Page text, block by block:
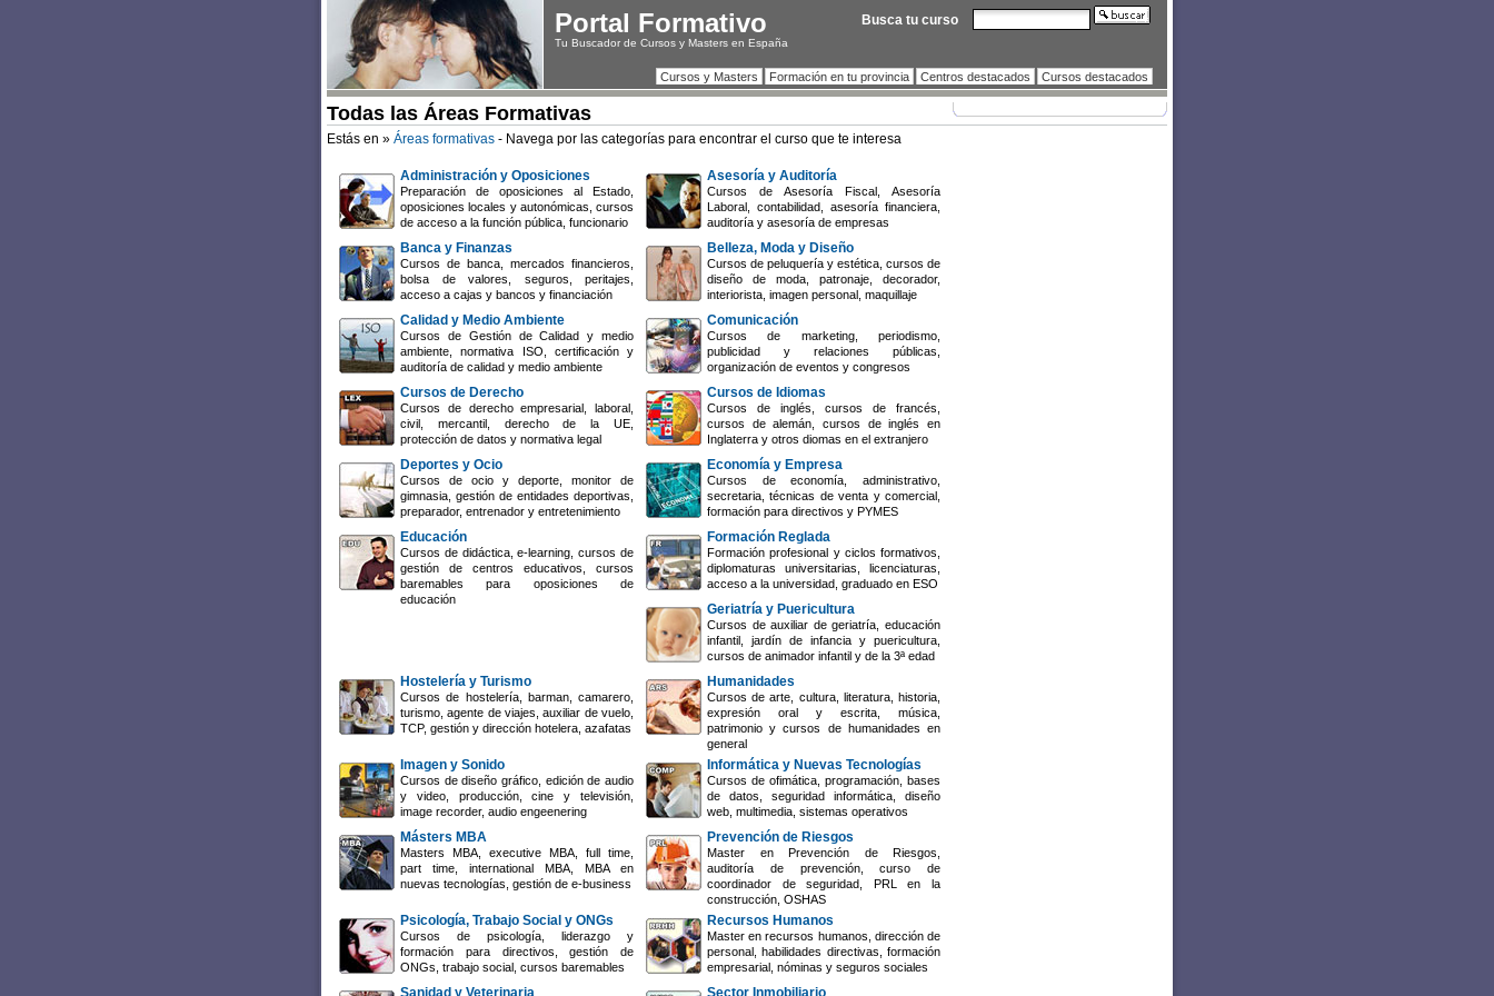
Portal Formativo
Tu Buscador de Cursos y Masters en España
Cursos y Masters Formación en tu provincia Centros destacados Cursos destacados
Todas las Áreas Formativas
Estás en » Áreas formativas - Navega por las categorías para encontrar el curso que te interesa
Administración y Oposiciones
Preparación de oposiciones al Estado,
oposiciones locales y autonómicas, cursos
de acceso a la función pública, funcionario
Asesoría y Auditoría
Cursos de Asesoría Fiscal, Asesoría
Laboral, contabilidad, asesoría financiera,
auditoría y asesoría de empresas
Banca y Finanzas
Cursos de banca, mercados financieros,
bolsa de valores, seguros, peritajes,
acceso a cajas y bancos y financiación
Belleza, Moda y Diseño
Cursos de peluquería y estética, cursos de
diseño de moda, patronaje, decorador,
interiorista, imagen personal, maquillaje
Calidad y Medio Ambiente
Cursos de Gestión de Calidad y medio
ambiente, normativa ISO, certificación y
auditoría de calidad y medio ambiente
Comunicación
Cursos de marketing, periodismo,
publicidad y relaciones públicas,
organización de eventos y congresos
Cursos de Derecho
Cursos de derecho empresarial, laboral,
civil, mercantil, derecho de la UE,
protección de datos y normativa legal
Cursos de Idiomas
Cursos de inglés, cursos de francés,
cursos de alemán, cursos de inglés en
Inglaterra y otros diomas en el extranjero
Deportes y Ocio
Cursos de ocio y deporte, monitor de
gimnasia, gestión de entidades deportivas,
preparador, entrenador y entretenimiento
Economía y Empresa
Cursos de economía, administrativo,
secretaria, técnicas de venta y comercial,
formación para directivos y PYMES
Educación
Cursos de didáctica, e-learning, cursos de
gestión de centros educativos, cursos
baremables para oposiciones de
educación
Formación Reglada
Formación profesional y ciclos formativos,
diplomaturas universitarias, licenciaturas,
acceso a la universidad, graduado en ESO
Geriatría y Puericultura
Cursos de auxiliar de geriatría, educación
infantil, jardín de infancia y puericultura,
cursos de animador infantil y de la 3ª edad
Hostelería y Turismo
Cursos de hostelería, barman, camarero,
turismo, agente de viajes, auxiliar de vuelo,
TCP, gestión y dirección hotelera, azafatas
Humanidades
Cursos de arte, cultura, literatura, historia,
expresión oral y escrita, música,
patrimonio y cursos de humanidades en
general
Imagen y Sonido
Cursos de diseño gráfico, edición de audio
y video, producción, cine y televisión,
image recorder, audio engeenering
Informática y Nuevas Tecnologías
Cursos de ofimática, programación, bases
de datos, seguridad informática, diseño
web, multimedia, sistemas operativos
Másters MBA
Masters MBA, executive MBA, full time,
part time, international MBA, MBA en
nuevas tecnologías, gestión de e-business
Prevención de Riesgos
Master en Prevención de Riesgos,
auditoría de prevención, curso de
coordinador de seguridad, PRL en la
construcción, OSHAS
Psicología, Trabajo Social y ONGs
Cursos de psicología, liderazgo y
formación para directivos, gestión de
ONGs, trabajo social, cursos baremables
Recursos Humanos
Master en recursos humanos, dirección de
personal, habilidades directivas, formación
empresarial, nóminas y seguros sociales
Sanidad y Veterinaria Sector Inmobiliario
Busca tu curso